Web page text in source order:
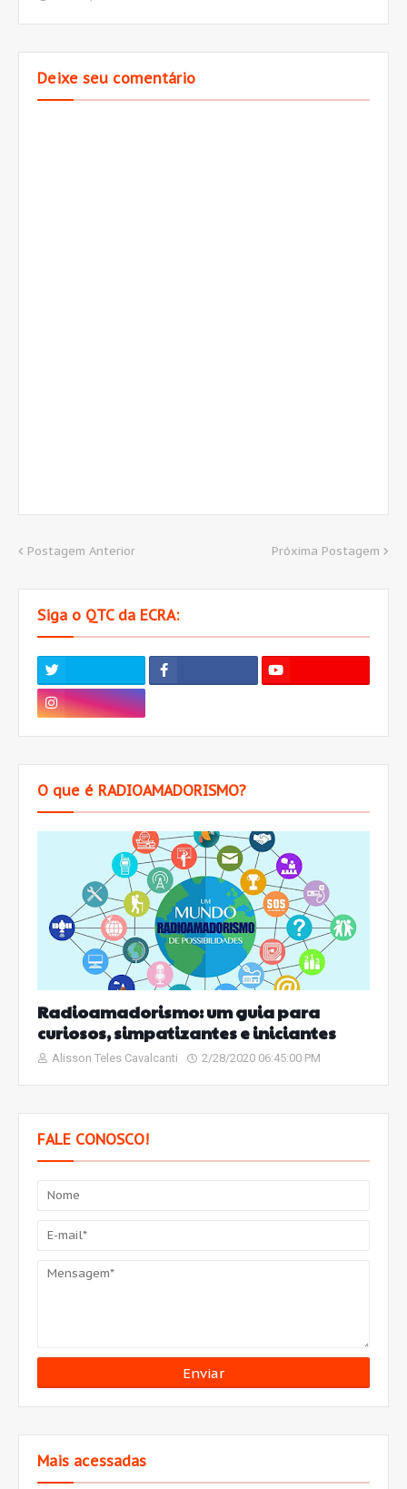
Deixe seu comentário
Postagem Anterior Próxima Postagem
Siga o QTC da ECRA:
O que é RADIOAMADORISMO?
Radioamadorismo: um guia para
curiosos, simpatizantes e iniciantes
Alisson Teles Cavalcanti 2/28/2020 06:45:00 PM
FALE CONOSCO!
Mais acessadas